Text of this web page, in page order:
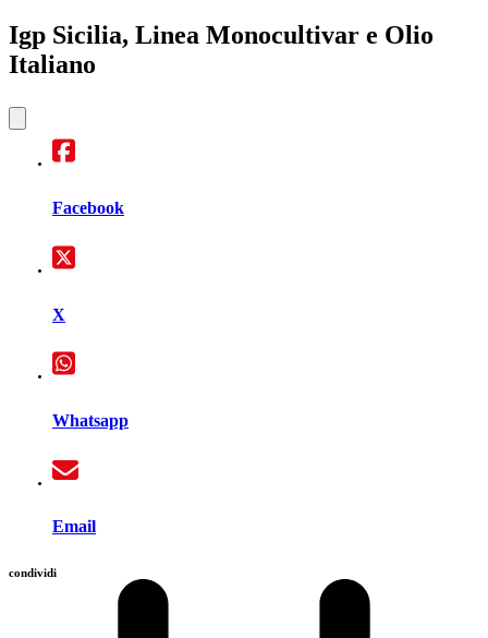
Igp Sicilia, Linea Monocultivar e Olio
Italiano
Facebook
X
Whatsapp
Email
condividi